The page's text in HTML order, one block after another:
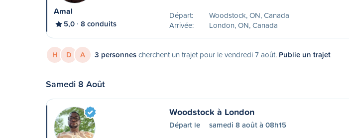
Amal
5,0 8 conduits
Départ:
Woodstock, ON, Canada
Arrivée:
London, ON, Canada
H D A 3 personnescherchent un trajet pour le vendredi 7 août. Publie un trajet
Samedi 8 Août
Woodstock à London
Départ le samedi 8 août à 08h15